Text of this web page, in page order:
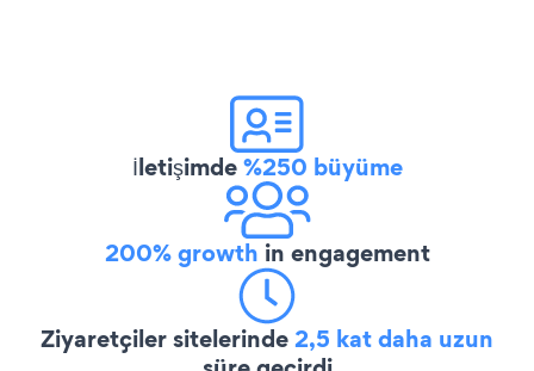
İletişimde%250 büyüme
200% growth in engagement
Ziyaretçiler sitelerinde2,5 kat daha uzun